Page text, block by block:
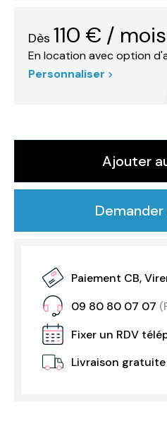
Dès 110 € / mois
En location avec option
Personnaliser
Ajouter
Demander
Paiement CB,
09 80 80 07 07
Fixer un RDV
Livraison